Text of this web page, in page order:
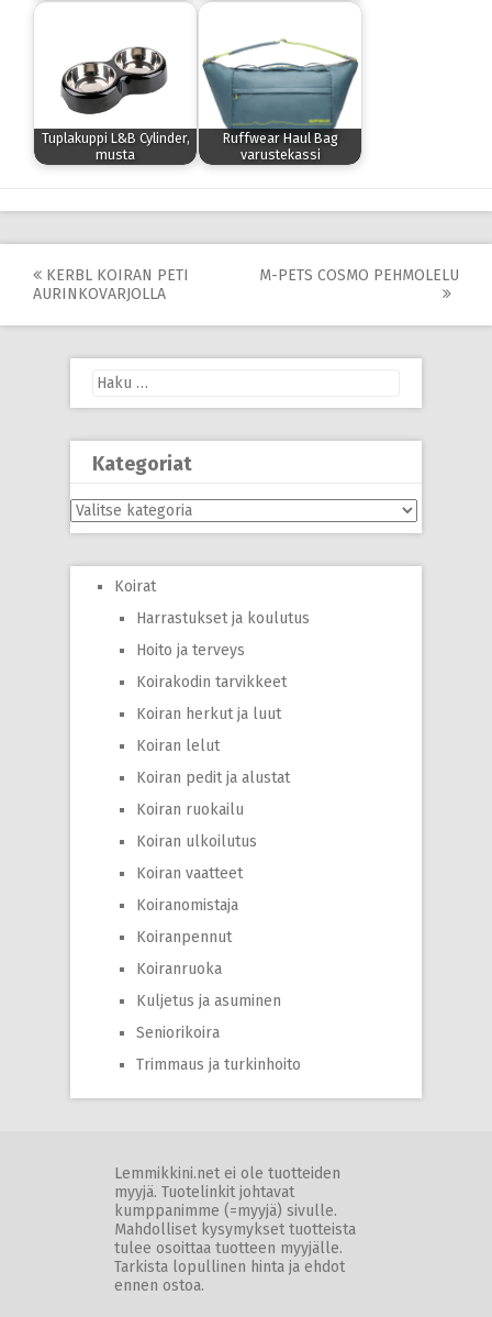
Tuplakuppi L&B Cylinder,
musta
Ruffwear Haul Bag
varustekassi
Post
navigation
KERBL KOIRAN PETI
AURINKOVARJOLLA
M-PETS COSMO PEHMOLELU
Haku:
Kategoriat
Kategoriat
Koirat
Harrastukset ja koulutus
Hoito ja terveys
Koirakodin tarvikkeet
Koiran herkut ja luut
Koiran lelut
Koiran pedit ja alustat
Koiran ruokailu
Koiran ulkoilutus
Koiran vaatteet
Koiranomistaja
Koiranpennut
Koiranruoka
Kuljetus ja asuminen
Seniorikoira
Trimmaus ja turkinhoito
Lemmikkini.net ei ole tuotteiden
myyjä. Tuotelinkit johtavat
kumppanimme (=myyjä) sivulle.
Mahdolliset kysymykset tuotteista
tulee osoittaa tuotteen myyjälle.
Tarkista lopullinen hinta ja ehdot
ennen ostoa.